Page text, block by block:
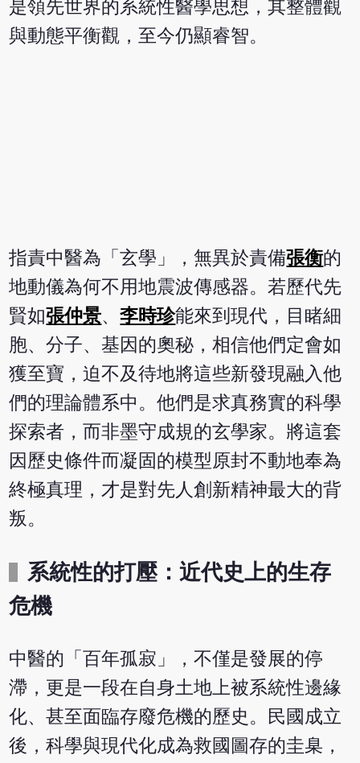
是領先世界的系統性醫學思想，其整體觀
與動態平衡觀，至今仍顯睿智。
指責中醫為「玄學」，無異於責備張衡的
地動儀為何不用地震波傳感器。若歷代先
賢如張仲景、李時珍能來到現代，目睹細
胞、分子、基因的奧秘，相信他們定會如
獲至寶，迫不及待地將這些新發現融入他
們的理論體系中。他們是求真務實的科學
探索者，而非墨守成規的玄學家。將這套
因歷史條件而凝固的模型原封不動地奉為
終極真理，才是對先人創新精神最大的背
叛。
系統性的打壓：近代史上的生存
危機
中醫的「百年孤寂」，不僅是發展的停
滯，更是一段在自身土地上被系統性邊緣
化、甚至面臨存廢危機的歷史。民國成立
後，科學與現代化成為救國圖存的圭臬，